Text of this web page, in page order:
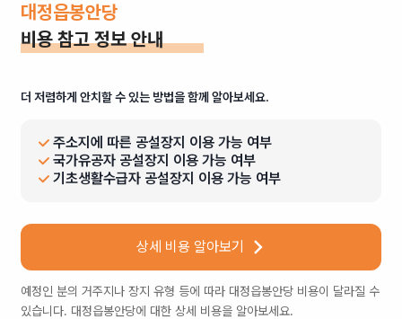
대정읍봉안당
비용 참고 정보 안내
더 저렴하게 안치할 수 있는 방법을 함께 알아보세요.
주소지에 따른 공설장지 이용 가능 여부
국가유공자 공설장지 이용 가능 여부
기초생활수급자 공설장지 이용 가능 여부
상세 비용 알아보기
예정인 분의 거주지나 장지 유형 등에 따라 대정읍봉안당 비용이 달라질 수
있습니다. 대정읍봉안당에 대한 상세 비용을 알아보세요.